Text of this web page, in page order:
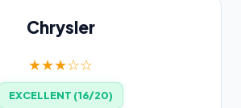
Chrysler
★★★☆☆
EXCELLENT (16/20)